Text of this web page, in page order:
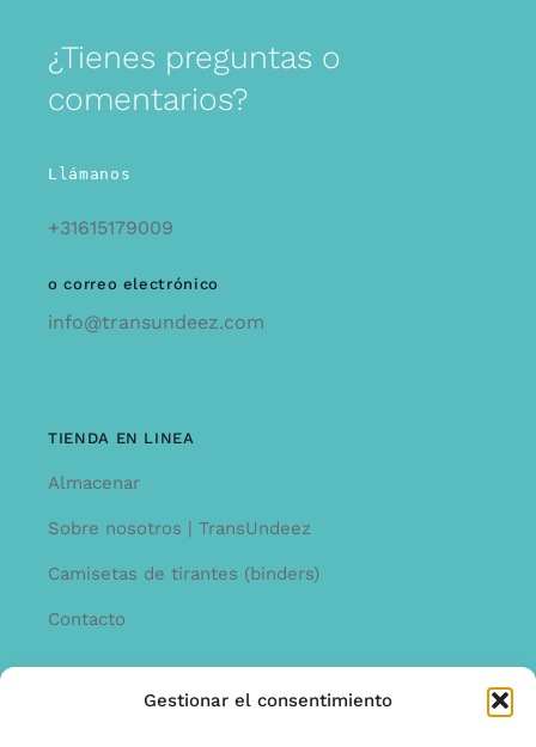
Gestionar el consentimiento
¿Tienes preguntas o
comentarios?
Llámanos
+31615179009
o correo electrónico
info@transundeez.com
TIENDA EN LINEA
Almacenar
Sobre nosotros | TransUndeez
Camisetas de tirantes (binders)
Contacto
INFORMACíON